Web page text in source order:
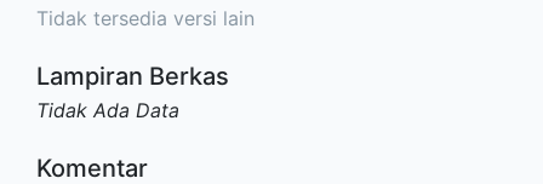
Tidak tersedia versi lain
Lampiran Berkas
Tidak Ada Data
Komentar